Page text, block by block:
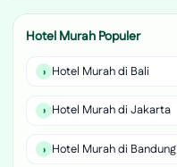
Hotel Murah Populer
Hotel Murah di Bali
Hotel Murah di Jakarta
Hotel Murah di Bandung